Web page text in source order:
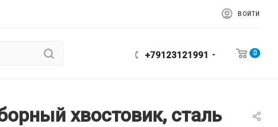
ВОЙТИ
+79123121991 0
хвостовик, сталь